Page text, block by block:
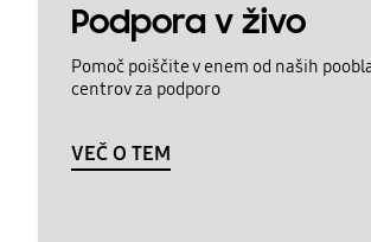
Podpora v živo
Pomoč poiščite v enem od naših
centrov za podporo
VEČ O TEM